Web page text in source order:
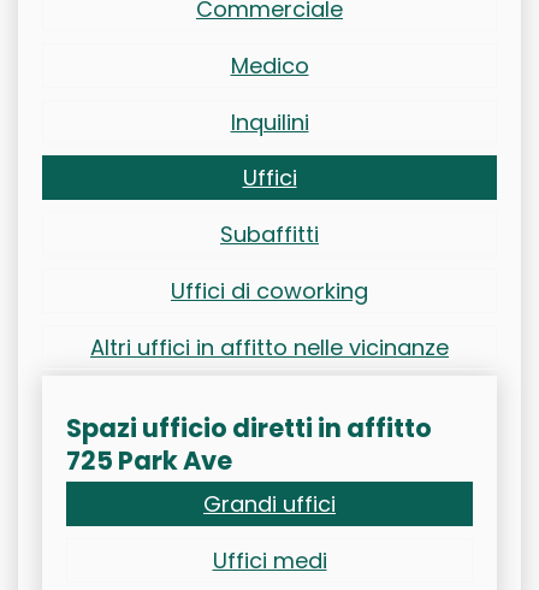
Commerciale
Medico
Inquilini
Uffici
Subaffitti
Uffici di coworking
Altri uffici in affitto nelle vicinanze
Spazi ufficio diretti in affitto
725 Park Ave
Grandi uffici
Uffici medi